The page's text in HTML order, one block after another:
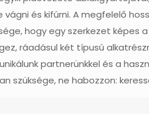
és kifúrni. A megfelelő
hogy egy szerkezet
ráadásul két típusú
partnerünkkel és a
szüksége, ne habozzon: